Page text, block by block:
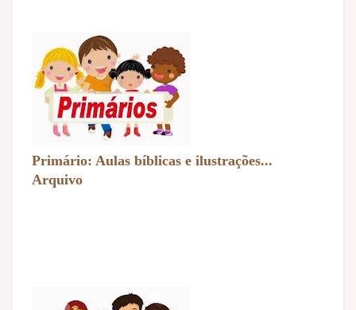
Primário: Aulas bíblicas e ilustrações...
Arquivo